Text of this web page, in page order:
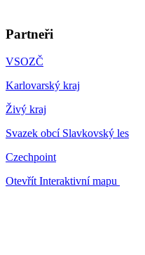
Partneři
VSOZČ
Karlovarský kraj
Živý kraj
Svazek obcí Slavkovský les
Czechpoint
Otevřít Interaktivní mapu